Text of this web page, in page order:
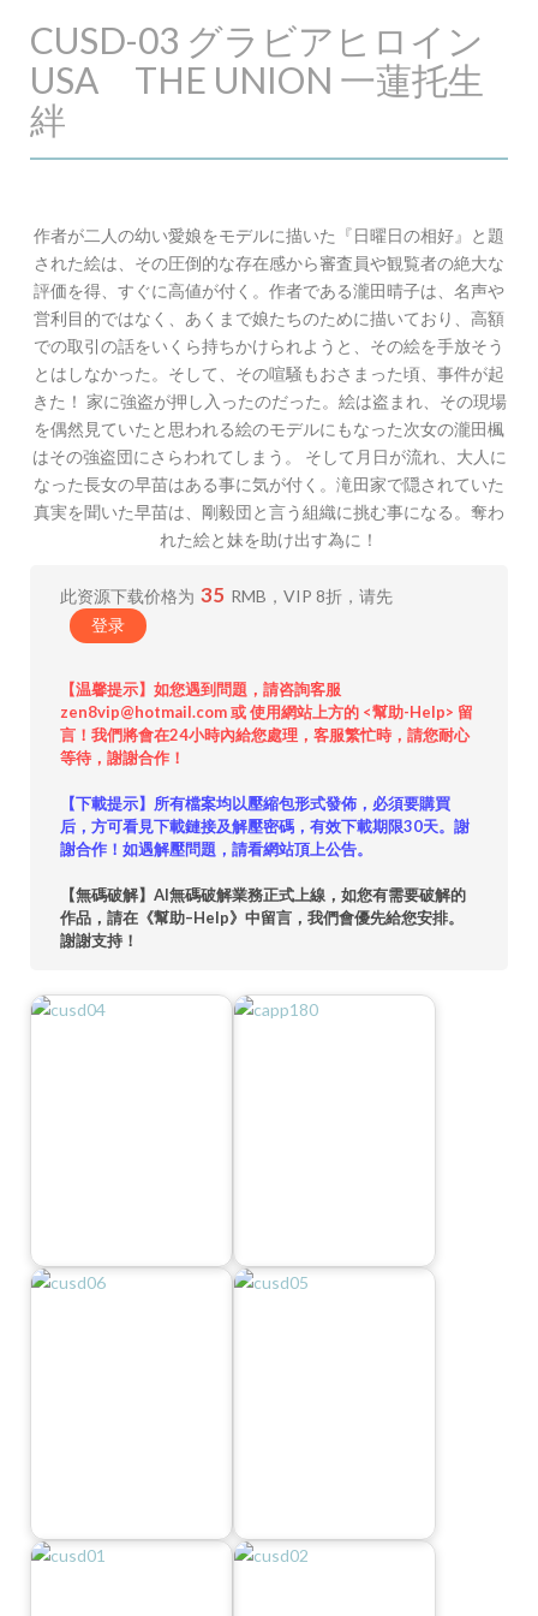
CUSD-03 グラビアヒロイン
USA THE UNION 一蓮托生
絆
作者が二人の幼い愛娘をモデルに描いた『日曜日の相好』と題
された絵は、その圧倒的な存在感から審査員や観覧者の絶大な
評価を得、すぐに高値が付く。作者である瀧田晴子は、名声や
営利目的ではなく、あくまで娘たちのために描いており、高額
での取引の話をいくら持ちかけられようと、その絵を手放そう
とはしなかった。そして、その喧騒もおさまった頃、事件が起
きた！ 家に強盗が押し入ったのだった。絵は盗まれ、その現場
を偶然見ていたと思われる絵のモデルにもなった次女の瀧田楓
はその強盗団にさらわれてしまう。 そして月日が流れ、大人に
なった長女の早苗はある事に気が付く。滝田家で隠されていた
真実を聞いた早苗は、剛毅団と言う組織に挑む事になる。奪わ
れた絵と妹を助け出す為に！
此资源下载价格为 35 RMB，VIP 8折，请先
登录
【温馨提示】如您遇到問題，請咨詢客服
zen8vip@hotmail.com 或 使用網站上方的 <幫助-Help> 留
言！我們將會在24小時內給您處理，客服繁忙時，請您耐心
等待，謝謝合作！
【下載提示】所有檔案均以壓縮包形式發佈，必須要購買
后，方可看見下載鏈接及解壓密碼，有效下載期限30天。謝
謝合作！如遇解壓問題，請看網站頂上公告。
【無碼破解】AI無碼破解業務正式上線，如您有需要破解的
作品，請在《幫助–Help》中留言，我們會優先給您安排。
謝謝支持！